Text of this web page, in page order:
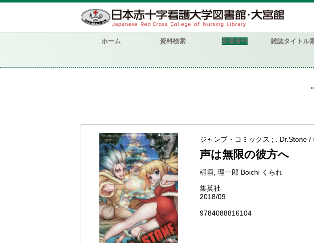
ホーム 資料検索 新着資料 雑誌タイトル
ジャンプ・コミックス ; . Dr.Stone
声は無限の彼方へ
稲垣, 理一郎 Boichi くられ
集英社
2018/09
9784088816104